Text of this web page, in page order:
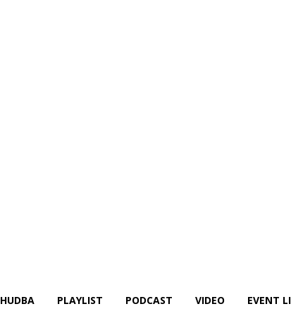
HUDBA PLAYLIST PODCAST VIDEO EVENT